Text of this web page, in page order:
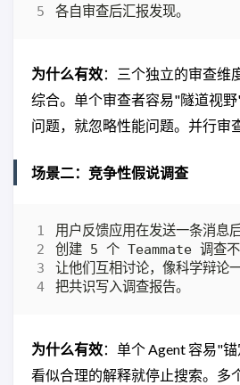
为什么有效：三个独立的审查维
综合。单个审查者容易"隧道视
问题，就忽略性能问题。并行审
场景二：竞争性假说调查
为什么有效：单个 Agent 容易"
看似合理的解释就停止搜索。多